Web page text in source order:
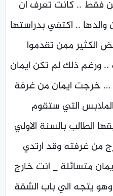
فقط .. كانت تعرف ان
.. اكتفي بدراستها
الكثير ممن تقدموا
.. ورغم ذلك لم تكن ايمان
خرجت ايمان من غرفة
التي ستقوم
الطالب بالسنة الاولي
من غرفته وقد ارتدي
متسائلة _ انت خارج
يتجه الي باب الشقة